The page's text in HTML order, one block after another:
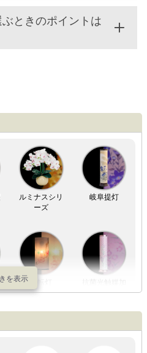
ときのポイントは
ルミナスシリ
ーズ
岐阜提灯
工